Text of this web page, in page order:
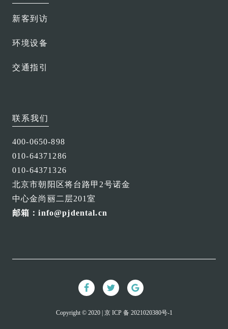
新客到访
环境设备
交通指引
联系我们
400-0650-898
010-64371286
010-64371326
北京市朝阳区将台路甲2号诺金
中心金尚丽二层201室
邮箱：info@pjdental.cn
Copyright © 2020 | 京 ICP 备 2021020380号-1